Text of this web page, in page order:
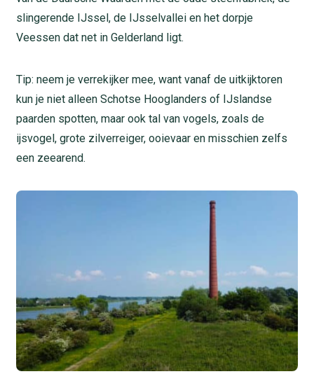
slingerende IJssel, de IJsselvallei en het dorpje
Veessen dat net in Gelderland ligt.
Tip: neem je verrekijker mee, want vanaf de uitkijktoren
kun je niet alleen Schotse Hooglanders of IJslandse
paarden spotten, maar ook tal van vogels, zoals de
ijsvogel, grote zilverreiger, ooievaar en misschien zelfs
een zeearend.